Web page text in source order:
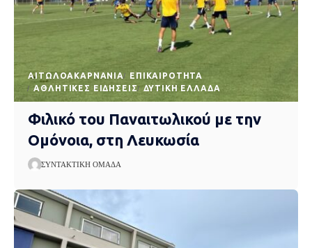
AΙΤΩΛΟΑΚΑΡΝΑΝΊΑ
EΠΙΚΑΙΡΌΤΗΤΑ
ΑΘΛΗΤΙΚΈΣ ΕΙΔΉΣΕΙΣ
ΔΥΤΙΚΉ ΕΛΛΆΔΑ
Φιλικό του Παναιτωλικού με την
Ομόνοια, στη Λευκωσία
ΣΥΝΤΑΚΤΙΚΉ ΟΜΆΔΑ